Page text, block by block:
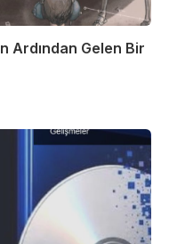
Ardından Gelen Bir